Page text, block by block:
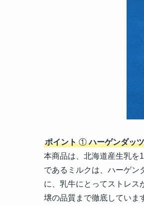
ポイント ① ハーゲンダッ
本商品は、北海道産生乳を
であるミルクは、ハーゲン
に、乳牛にとってストレス
壌の品質まで徹底していま